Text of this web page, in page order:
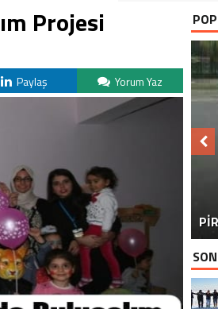
Projesi
Paylaş Yorum Yaz